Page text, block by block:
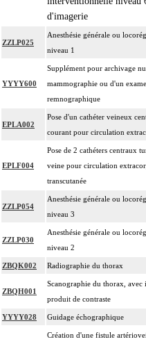
Les actes avec dérivation
Facturation : les
actes diagnostiques ou
d'imagerie
ZZLP025
Anesthésie générale ou
niveau 1
YYYY600
Supplément pour archivage
mammographie ou d'un
remnographique
EPLA002
Pose d'un cathéter veineux
courant pour circulation
EPLF004
Pose de 2 cathéters centraux
veine pour circulation
transcutanée
ZZLP054
Anesthésie générale ou
niveau 3
ZZLP030
Anesthésie générale ou
niveau 2
ZBQK002 Radiographie du thorax
ZBQH001
Scanographie du thorax, avec
produit de contraste
YYYY028 Guidage échographique
Création d'une fistule